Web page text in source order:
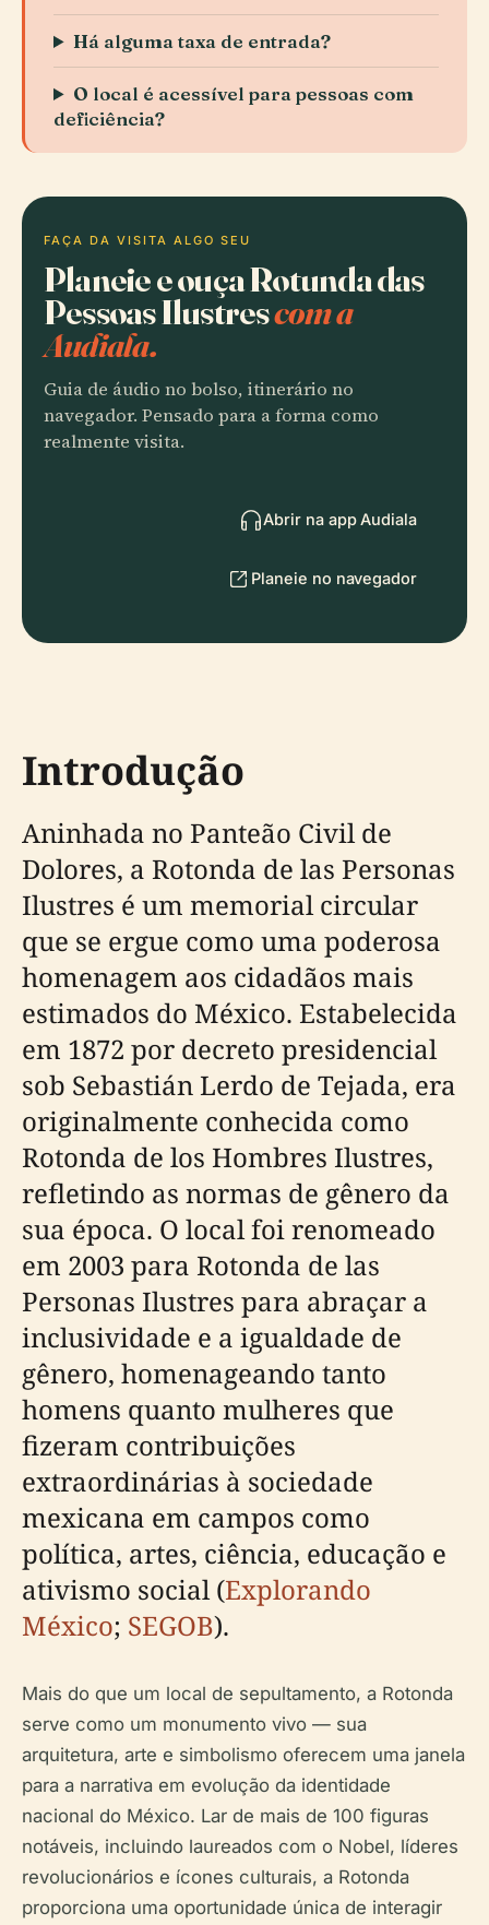
Há alguma taxa de entrada?
O local é acessível para pessoas com
deficiência?
FAÇA DA VISITA ALGO SEU
Planeie e ouça Rotunda das
Pessoas Ilustrescom a
Audiala.
Guia de áudio no bolso, itinerário no
navegador. Pensado para a forma como
realmente visita.
Abrir na app Audiala
Planeie no navegador
Introdução
Aninhada no Panteão Civil de
Dolores, a Rotonda de las Personas
Ilustres é um memorial circular
que se ergue como uma poderosa
homenagem aos cidadãos mais
estimados do México. Estabelecida
em 1872 por decreto presidencial
sob Sebastián Lerdo de Tejada, era
originalmente conhecida como
Rotonda de los Hombres Ilustres,
refletindo as normas de gênero da
sua época. O local foi renomeado
em 2003 para Rotonda de las
Personas Ilustres para abraçar a
inclusividade e a igualdade de
gênero, homenageando tanto
homens quanto mulheres que
fizeram contribuições
extraordinárias à sociedade
mexicana em campos como
política, artes, ciência, educação e
ativismo social (Explorando
México; SEGOB).
Mais do que um local de sepultamento, a Rotonda
serve como um monumento vivo — sua
arquitetura, arte e simbolismo oferecem uma janela
para a narrativa em evolução da identidade
nacional do México. Lar de mais de 100 figuras
notáveis, incluindo laureados com o Nobel, líderes
revolucionários e ícones culturais, a Rotonda
proporciona uma oportunidade única de interagir